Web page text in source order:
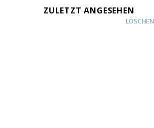
ZULETZT ANGESEHEN
LÖSCHEN